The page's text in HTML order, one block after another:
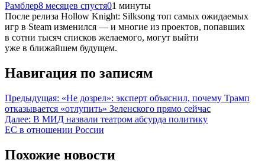
Рамблер8 месяцев спустя01 минуты
После релиза Hollow Knight: Silksong топ самых ожидаемых
игр в Steam изменился — и многие из проектов, попавших
в сотни тысяч списков желаемого, могут выйти
уже в ближайшем будущем.
Навигация по записям
Предыдущая: «Не дозрел»: эксперт объяснил, почему Трамп
отказывается «отлупить» Зеленского прямо сейчас
Далее: В МИД назвали театром абсурда политику
ЕС в отношении России
Похожие новости